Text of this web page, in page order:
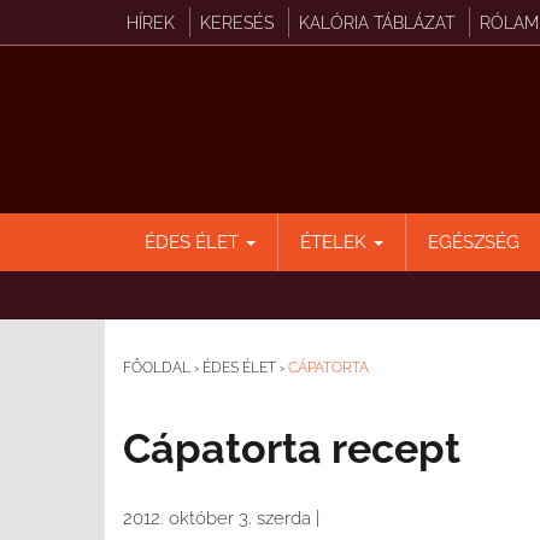
HÍREK KERESÉS KALÓRIA TÁBLÁZAT RÓLAM
ÉDES ÉLET ÉTELEK EGÉSZSÉG
FŐOLDAL › ÉDES ÉLET › CÁPATORTA
Cápatorta recept
2012. október 3. szerda